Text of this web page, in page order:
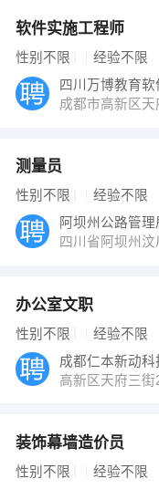
软件实施工程师
性别不限 经验不限
四川万博教育软
成都市高新区
测量员
性别不限 经验不限
阿坝州公路管理
四川省阿坝州汶
办公室文职
性别不限 经验不限
成都仁本新动科
高新区天府三街
装饰幕墙造价员
性别不限 经验不限